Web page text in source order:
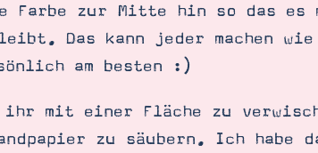
Farbe zur Mitte hin so das
Das kann jeder machen
am besten :)
mit einer Fläche zu
zu säubern. Ich habe